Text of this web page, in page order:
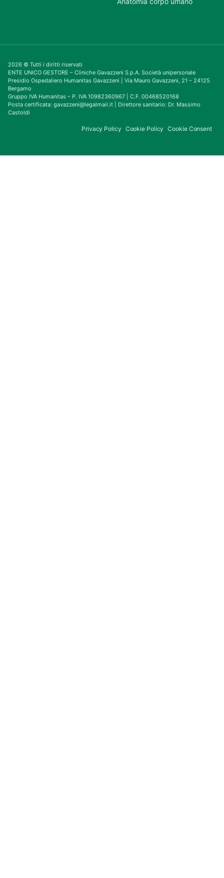
2026 © Tutti i diritti riservati
ENTE UNICO GESTORE – Cliniche Gavazzeni S.p.A. Società unipersonale
Presidio Ospedaliero Humanitas Gavazzeni | Via Mauro Gavazzeni, 21 – 24125
Bergamo
Gruppo IVA Humanitas – P. IVA 10982360967 | C.F. 00468520168
Posta certificata: gavazzeni@legalmail.it | Direttore sanitario: Dr. Massimo
Castoldi
Privacy Policy Cookie Policy Cookie Consent